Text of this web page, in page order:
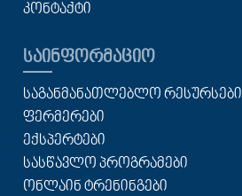
ᲙᲝᲜᲢᲐᲥᲢᲘ
ᲡᲐᲘᲜᲤᲝᲠᲛᲐᲪᲘᲝ
ᲡᲐᲒᲐᲜᲛᲐᲜᲐᲗᲚᲔᲑᲚᲝ ᲠᲔᲡᲣᲠᲡᲔᲑᲘ
ᲤᲔᲠᲛᲔᲠᲔᲑᲘ
ᲔᲥᲡᲞᲔᲠᲢᲔᲑᲘ
ᲡᲐᲡᲬᲐᲕᲚᲝ ᲞᲠᲝᲒᲠᲐᲛᲔᲑᲘ
ᲝᲜᲚᲐᲘᲜ ᲢᲠᲔᲜᲘᲜᲒᲔᲑᲘ